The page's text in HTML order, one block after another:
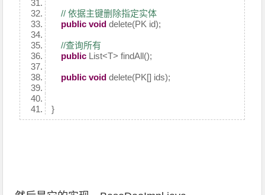
// 依据主键删除指定实体
public void delete(PK id);
//查询所有
public List<T> findAll();
public void delete(PK[] ids);
}